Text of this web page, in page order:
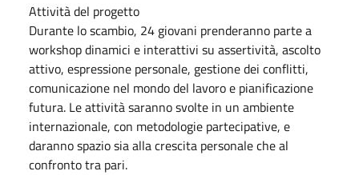
Attività del progetto
Durante lo scambio, 24 giovani prenderanno parte a
workshop dinamici e interattivi su assertività, ascolto
attivo, espressione personale, gestione dei conflitti,
comunicazione nel mondo del lavoro e pianificazione
futura. Le attività saranno svolte in un ambiente
internazionale, con metodologie partecipative, e
daranno spazio sia alla crescita personale che al
confronto tra pari.